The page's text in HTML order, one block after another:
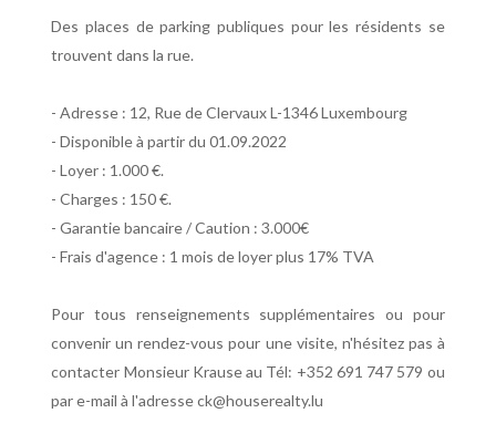
Des places de parking publiques pour les résidents se
trouvent dans la rue.
- Adresse : 12, Rue de Clervaux L-1346 Luxembourg
- Disponible à partir du 01.09.2022
- Loyer : 1.000 €.
- Charges : 150 €.
- Garantie bancaire / Caution : 3.000€
- Frais d'agence : 1 mois de loyer plus 17% TVA
Pour tous renseignements supplémentaires ou pour
convenir un rendez-vous pour une visite, n'hésitez pas à
contacter Monsieur Krause au Tél: +352 691 747 579 ou
par e-mail à l'adresse ck@houserealty.lu